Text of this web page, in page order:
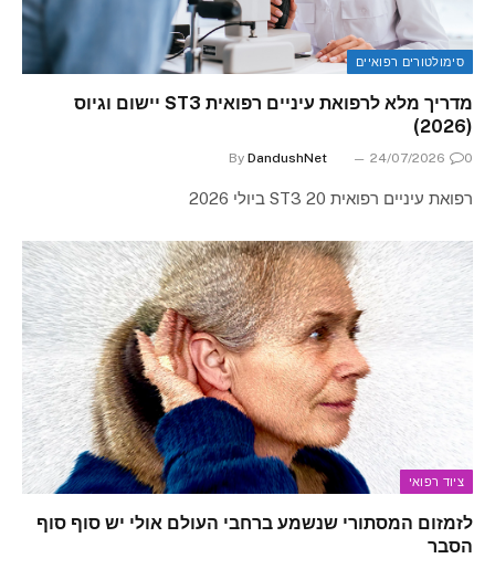
סימולטורים רפואיים
מדריך מלא לרפואת עיניים רפואית ST3 יישום וגיוס
(2026)
By DandushNet 24/07/2026 0
רפואת עיניים רפואית ST3 20 ביולי 2026
ציוד רפואי
לזמזום המסתורי שנשמע ברחבי העולם אולי יש סוף סוף
הסבר